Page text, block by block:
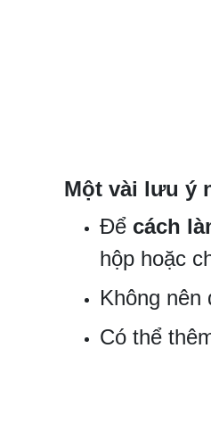
Một vài lưu ý
Để cách
hộp hoặc
Không
Có thể